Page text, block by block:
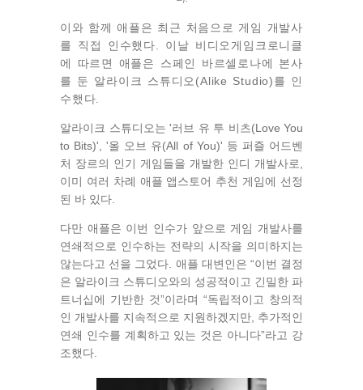
이와 함께 애플은 최근 처음으로 게임 개발사
를 직접 인수했다. 이날 비디오게임크로니클
에 따르면 애플은 스페인 바르셀로나에 본사
를 둔 알라이크 스튜디오(Alike Studio)를 인
수했다.
알라이크 스튜디오는 '러브 유 투 비츠(Love You
to Bits)', '올 오브 유(All of You)' 등 퍼즐 어드벤
처 장르의 인기 게임들을 개발한 인디 개발사로,
이미 여러 차례 애플 앱스토어 추천 게임에 선정
된 바 있다.
다만 애플은 이번 인수가 앞으로 게임 개발사를
연쇄적으로 인수하는 전략의 시작을 의미하지는
않는다고 선을 그었다. 애플 대변인은 “이번 결정
은 알라이크 스튜디오와의 성공적이고 긴밀한 파
트너십에 기반한 것”이라며 “독립적이고 창의적
인 개발사를 지속적으로 지원하겠지만, 추가적인
연쇄 인수를 계획하고 있는 것은 아니다”라고 강
조했다.